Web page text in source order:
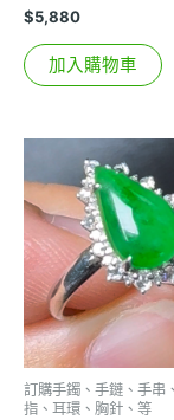
$5,880
加入購物車
訂購手鐲、手鏈、手串
指、耳環、胸針、等